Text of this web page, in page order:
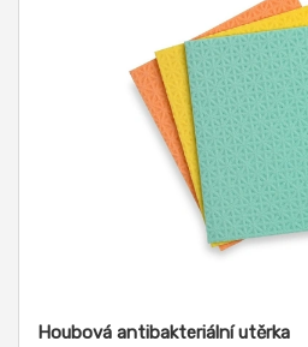
Houbová antibakteriální utěrka